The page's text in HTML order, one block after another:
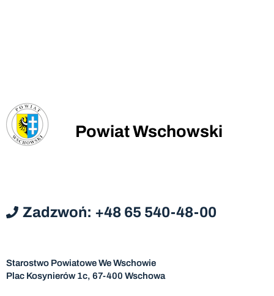
Powiat Wschowski
Zadzwoń: +48 65 540-48-00
Starostwo Powiatowe We Wschowie
Plac Kosynierów 1c, 67-400 Wschowa